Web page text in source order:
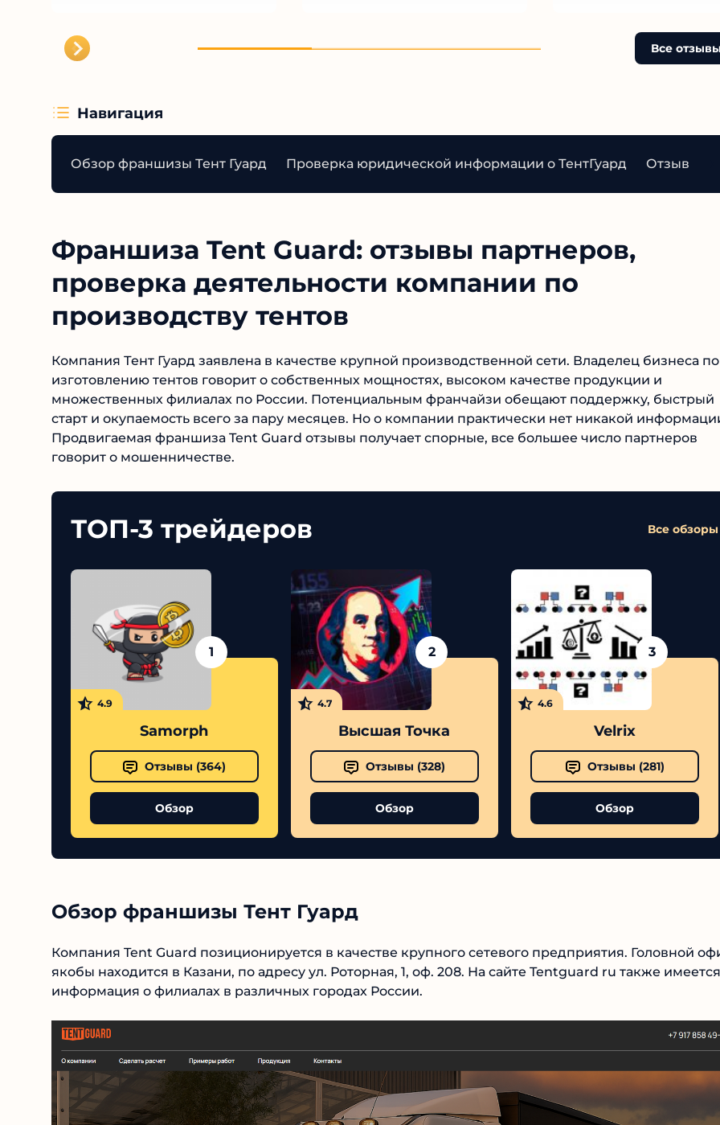
нет. Доверять таким
"посредникам" — верный
Все отзывы
Навигация
Обзор франшизы Тент Гуард Проверка юридической информации о ТентГуард Отзывы
Франшиза Tent Guard: отзывы партнеров,
проверка деятельности компании по
производству тентов
Компания Тент Гуард заявлена в качестве крупной производственной сети. Владелец бизнеса по
изготовлению тентов говорит о собственных мощностях, высоком качестве продукции и
множественных филиалах по России. Потенциальным франчайзи обещают поддержку, быстрый
старт и окупаемость всего за пару месяцев. Но о компании практически нет никакой
Продвигаемая франшиза Tent Guard отзывы получает спорные, все большее число партнеров
говорит о мошенничестве.
ТОП-3 трейдеров Все обзоры
1
4.9
Samorph
Отзывы ( 364)
Обзор
2
4.7
Высшая Точка
Отзывы ( 328)
Обзор
4.6
Velrix
Отзывы (281)
Обзор
Обзор франшизы Тент Гуард
Компания Tent Guard позиционируется в качестве крупного сетевого предприятия. Головной
офис якобы находится в Казани, по адресу ул. Роторная, 1, оф. 208. На сайте Tentguard ru также
имеется информация о филиалах в различных городах России.
Samorph
Рекомендованэкспертами
статистика и сотни довольных
клиентов.
Читать обзор